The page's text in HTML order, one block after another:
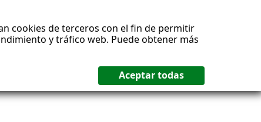
cookies de terceros con el fin de permitir
y tráfico web. Puede obtener más